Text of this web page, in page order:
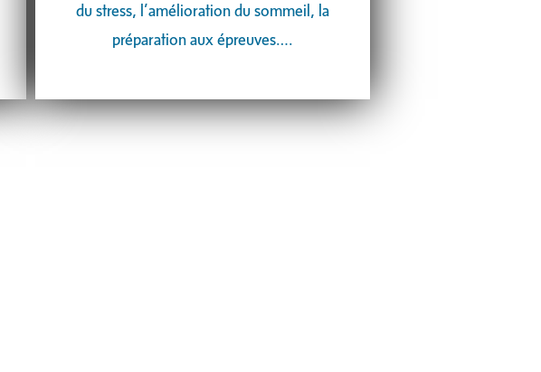
du stress, l’amélioration du sommeil, la
préparation aux épreuves….